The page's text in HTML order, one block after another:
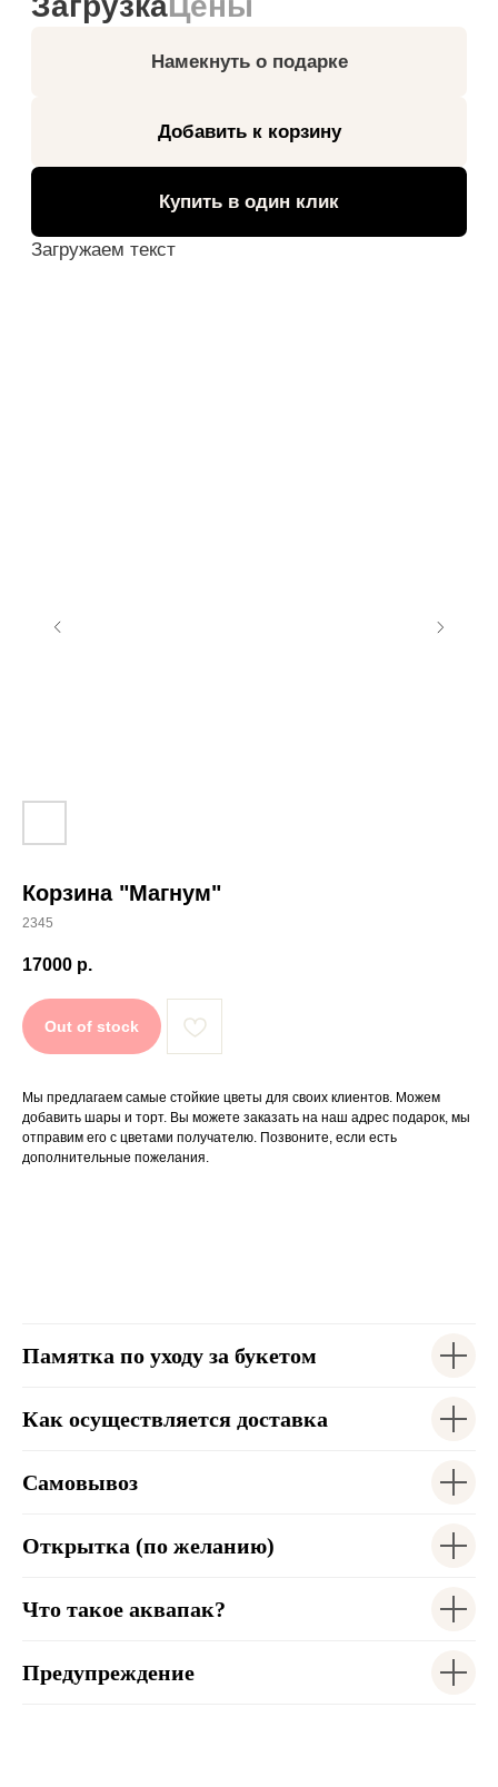
Корзина "Магнум"
2345
17000 р.
Out of stock
Мы предлагаем самые стойкие цветы для своих клиентов. Можем
добавить шары и торт. Вы можете заказать на наш адрес подарок, мы
отправим его с цветами получателю. Позвоните, если есть
дополнительные пожелания.
Памятка по уходу за букетом
Как осуществляется доставка
Самовывоз
Открытка (по желанию)
Что такое аквапак?
Предупреждение